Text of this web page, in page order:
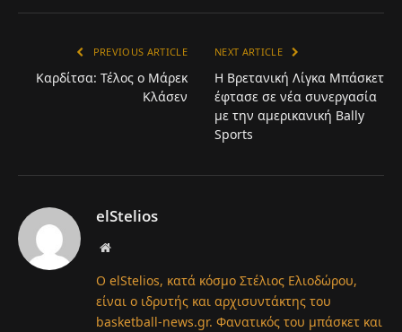
PREVIOUS ARTICLE
Καρδίτσα: Τέλος ο Μάρεκ
Κλάσεν
NEXT ARTICLE
Η Βρετανική Λίγκα Μπάσκετ
έφτασε σε νέα συνεργασία
με την αμερικανική Bally
Sports
elStelios
Website
Ο elStelios, κατά κόσμο Στέλιος Ελιοδώρου,
είναι ο ιδρυτής και αρχισυντάκτης του
basketball-news.gr. Φανατικός του μπάσκετ και